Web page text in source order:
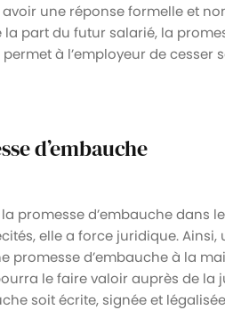
une réponse formelle et
la part du futur salarié, la
à l’employeur de cesser
d’embauche
promesse d’embauche dans
elle a force juridique.
promesse d’embauche à la
le faire valoir auprès de la
soit écrite, signée et